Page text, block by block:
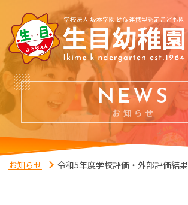
NEWS
お知らせ
お知らせ 令和5年度学校評価・外部評価結果